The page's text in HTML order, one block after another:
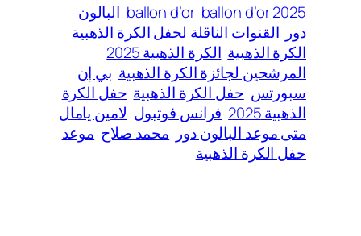
ballon d’or ballon d’or 2025
البالون
دور القنوات الناقلة لحفل الكرة الذهبية
الكرة الذهبية الكرة الذهبية 2025
المرشحين لجائزة الكرة الذهبية بي إن
سبورتس حفل الكرة الذهبية حفل الكرة
الذهبية 2025
فرانس فوتبول لامين يامال
متى موعد البالون دور محمد صلاح موعد
حفل الكرة الذهبية